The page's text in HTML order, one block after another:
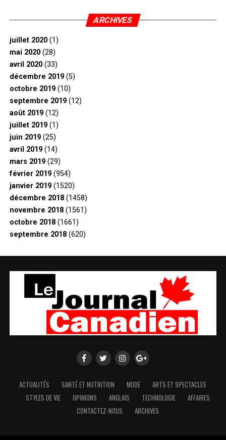
ARCHIVES
juillet 2020(1)
mai 2020(28)
avril 2020(33)
décembre 2019(5)
octobre 2019(10)
septembre 2019(12)
août 2019(12)
juillet 2019(1)
juin 2019(25)
avril 2019(14)
mars 2019(29)
février 2019(954)
janvier 2019(1520)
décembre 2018(1458)
novembre 2018(1561)
octobre 2018(1661)
septembre 2018(620)
ACTUALITÉS SANTÉ ET NUTRITION MODE
ARTS ET SPECTACLES
STYLES DE VIE
OPINIONS ANGLAIS TECHNOLOGIE
AFFAIRES
CONTACTEZ-NOUS
ARCHIVES